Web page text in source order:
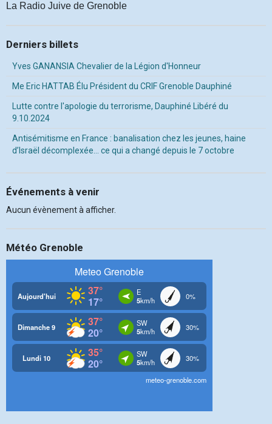
La Radio Juive de Grenoble
Derniers billets
Yves GANANSIA Chevalier de la Légion d'Honneur
Me Eric HATTAB Élu Président du CRIF Grenoble Dauphiné
Lutte contre l'apologie du terrorisme, Dauphiné Libéré du
9.10.2024
Antisémitisme en France : banalisation chez les jeunes, haine
d’Israël décomplexée… ce qui a changé depuis le 7 octobre
Événements à venir
Aucun évènement à afficher.
Météo Grenoble